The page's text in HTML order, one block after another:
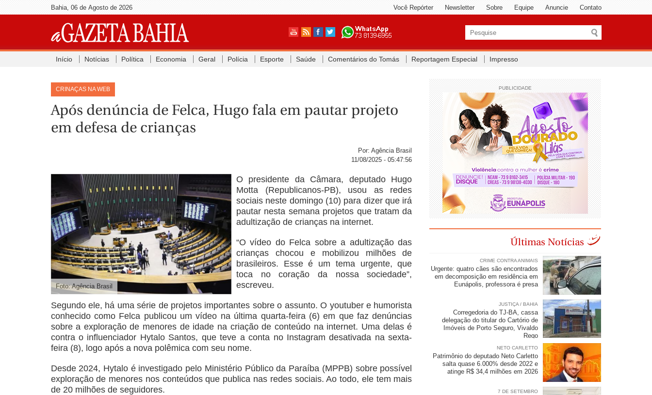
Bahia, 06 de Agosto de 2026 Você Repórter Newsletter Sobre Equipe Anuncie Contato
Início Notícias Política Economia Geral Polícia Esporte Saúde Comentários do Tomás Reportagem Especial Impresso
CRINAÇAS NA WEB
Após denúncia de Felca, Hugo fala em pautar projeto
em defesa de crianças
Por: Agência Brasil
11/08/2025 - 05:47:56
Foto: Agência Brasil
O presidente da Câmara, deputado Hugo
Motta (Republicanos-PB), usou as redes
sociais neste domingo (10) para dizer que irá
pautar nesta semana projetos que tratam da
adultização de crianças na internet.
“O vídeo do Felca sobre a adultização das
crianças chocou e mobilizou milhões de
brasileiros. Esse é um tema urgente, que
toca no coração da nossa sociedade”,
escreveu.
Segundo ele, há uma série de projetos importantes sobre o assunto. O youtuber e humorista
conhecido como Felca publicou um vídeo na última quarta-feira (6) em que faz denúncias
sobre a exploração de menores de idade na criação de conteúdo na internet. Uma delas é
contra o influenciador Hytalo Santos, que teve a conta no Instagram desativada na sexta-
feira (8), logo após a nova polêmica com seu nome.
Desde 2024, Hytalo é investigado pelo Ministério Público da Paraíba (MPPB) sobre possível
exploração de menores nos conteúdos que publica nas redes sociais. Ao todo, ele tem mais
de 20 milhões de seguidores.
PUBLICIDADE
Últimas Notícias
CRIME CONTRA ANIMAIS
Urgente: quatro cães são encontrados
em decomposição em residência em
Eunápolis, professora é presa
JUSTIÇA / BAHIA
Corregedoria do TJ-BA, cassa
delegação do titular do Cartório de
Imóveis de Porto Seguro, Vivaldo
Rego
NETO CARLETTO
Patrimônio do deputado Neto Carletto
salta quase 6.000% desde 2022 e
atinge R$ 34,4 milhões em 2026
7 DE SETEMBRO